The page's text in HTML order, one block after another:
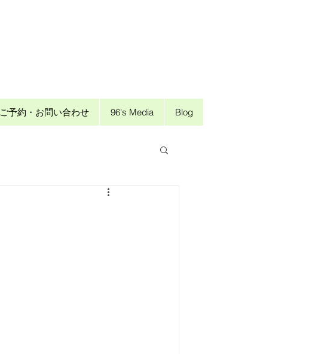
ご予約・お問い合わせ 96's Media Blog